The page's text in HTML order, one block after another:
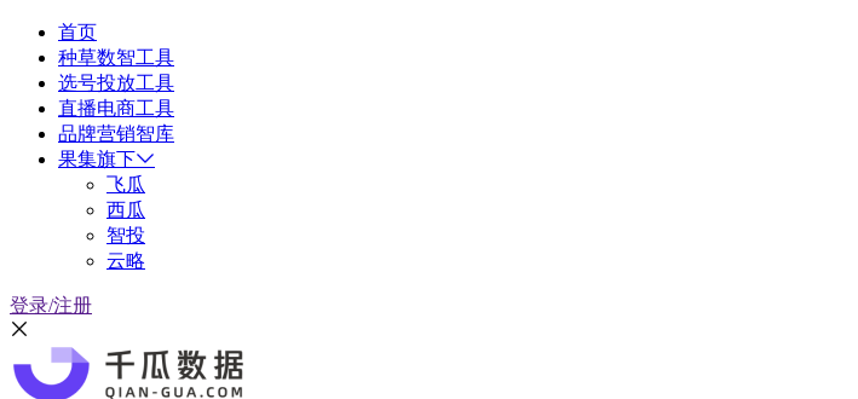
首页
种草数智工具
选号投放工具
直播电商工具
品牌营销智库
果集旗下
飞瓜
西瓜
智投
云略
登录/注册